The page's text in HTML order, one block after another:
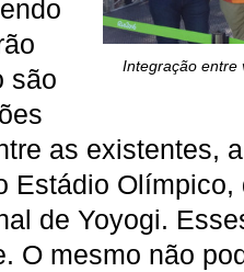
Integração entre
são
as existentes,
Estádio
de Yoyogi.
O mesmo não